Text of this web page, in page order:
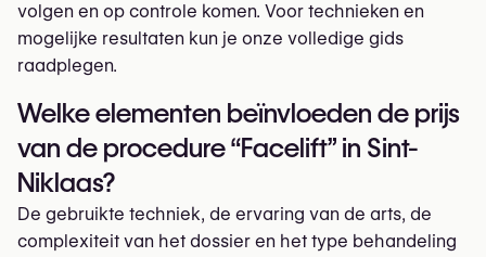
volgen en op controle komen. Voor technieken en
mogelijke resultaten kun je onze volledige gids
raadplegen.
Welke elementen beïnvloeden de prijs
van de procedure “Facelift” in Sint-
Niklaas?
De gebruikte techniek, de ervaring van de arts, de
complexiteit van het dossier en het type behandeling